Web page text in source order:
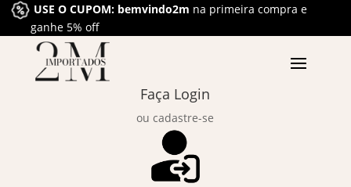
USE O CUPOM: bemvindo2m na primeira compra e
ganhe 5% off
Faça Login
ou cadastre-se